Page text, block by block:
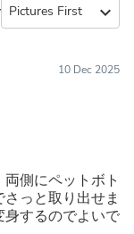
expand_more
10 Dec 2025
側にペットボト
っと取り出せま
するのでよいで